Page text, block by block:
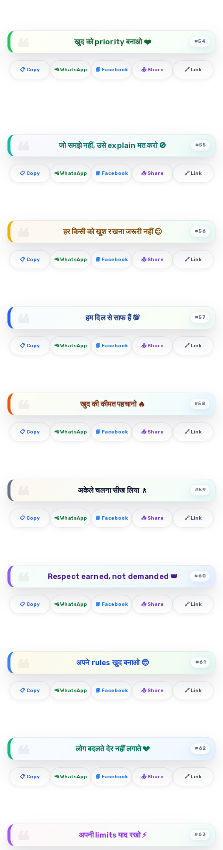
खुद को priority बनाओ ❤️ #54
📋 Copy 📲 WhatsApp 📘 Facebook 📤 Share 🔗 Link
जो समझे नहीं, उसे explain मत करो 🚫 #55
📋 Copy 📲 WhatsApp 📘 Facebook 📤 Share 🔗 Link
हर किसी को खुश रखना जरूरी नहीं 😌 #56
📋 Copy 📲 WhatsApp 📘 Facebook 📤 Share 🔗 Link
हम दिल से साफ हैं 💯 #57
📋 Copy 📲 WhatsApp 📘 Facebook 📤 Share 🔗 Link
खुद की कीमत पहचानो 🔥 #58
📋 Copy 📲 WhatsApp 📘 Facebook 📤 Share 🔗 Link
अकेले चलना सीख लिया 🚶 #59
📋 Copy 📲 WhatsApp 📘 Facebook 📤 Share 🔗 Link
Respect earned, not demanded 👑 #60
📋 Copy 📲 WhatsApp 📘 Facebook 📤 Share 🔗 Link
अपने rules खुद बनाओ 😎 #61
📋 Copy 📲 WhatsApp 📘 Facebook 📤 Share 🔗 Link
लोग बदलते देर नहीं लगाते 💔 #62
📋 Copy 📲 WhatsApp 📘 Facebook 📤 Share 🔗 Link
अपनी limits याद रखो ⚡ #63